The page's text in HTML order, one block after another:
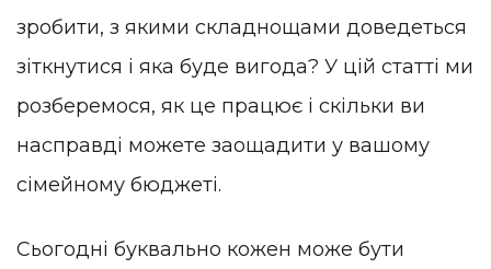
зробити, з якими складнощами доведеться
зіткнутися і яка буде вигода? У цій статті ми
розберемося, як це працює і скільки ви
насправді можете заощадити у вашому
сімейному бюджеті.
Сьогодні буквально кожен може бути